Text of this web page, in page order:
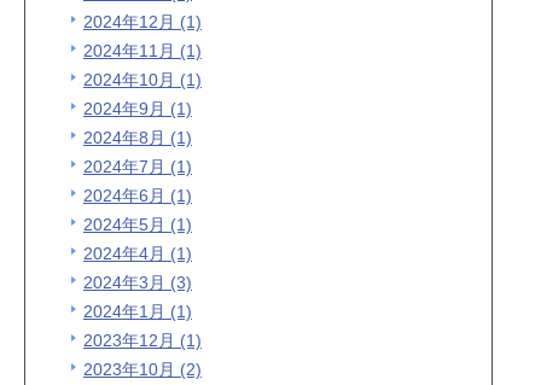
2024年12月 (1)
2024年11月 (1)
2024年10月 (1)
2024年9月 (1)
2024年8月 (1)
2024年7月 (1)
2024年6月 (1)
2024年5月 (1)
2024年4月 (1)
2024年3月 (3)
2024年1月 (1)
2023年12月 (1)
2023年10月 (2)